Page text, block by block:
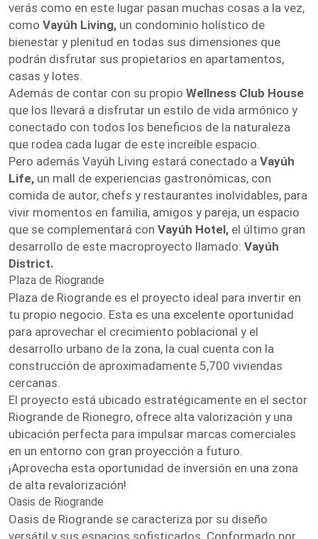
verás como en este lugar pasan muchas cosas a la vez,
como Vayúh Living, un condominio holístico de
bienestar y plenitud en todas sus dimensiones que
podrán disfrutar sus propietarios en apartamentos,
casas y lotes.
Además de contar con su propio Wellness Club House
que los llevará a disfrutar un estilo de vida armónico y
conectado con todos los beneficios de la naturaleza
que rodea cada lugar de este increíble espacio.
Pero además Vayúh Living estará conectado a Vayúh
Life, un mall de experiencias gastronómicas, con
comida de autor, chefs y restaurantes inolvidables, para
vivir momentos en familia, amigos y pareja, un espacio
que se complementará con Vayúh Hotel, el último gran
desarrollo de este macroproyecto llamado: Vayúh
District.
Plaza de Riogrande
Plaza de Riogrande es el proyecto ideal para invertir en
tu propio negocio. Esta es una excelente oportunidad
para aprovechar el crecimiento poblacional y el
desarrollo urbano de la zona, la cual cuenta con la
construcción de aproximadamente 5,700 viviendas
cercanas.
El proyecto está ubicado estratégicamente en el sector
Riogrande de Rionegro, ofrece alta valorización y una
ubicación perfecta para impulsar marcas comerciales
en un entorno con gran proyección a futuro.
¡Aprovecha esta oportunidad de inversión en una zona
de alta revalorización!
Oasis de Riogrande
Oasis de Riogrande se caracteriza por su diseño
versátil y sus espacios sofisticados. Conformado por